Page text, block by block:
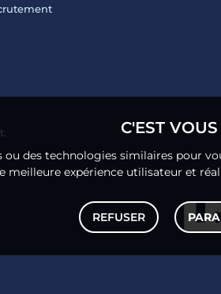
C'EST
des technologies similaires pour
meilleure expérience utilisateur et
REFUSER